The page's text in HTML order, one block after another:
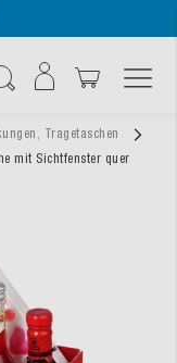
Tragetaschen
mit Sichtfenster quer